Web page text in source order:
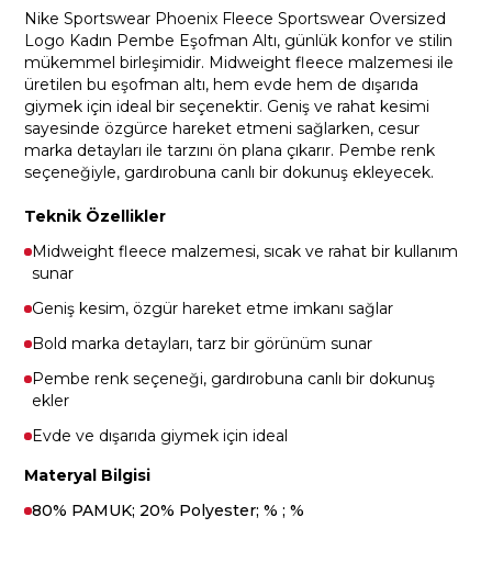
Nike Sportswear Phoenix Fleece Sportswear Oversized
Logo Kadın Pembe Eşofman Altı, günlük konfor ve stilin
mükemmel birleşimidir. Midweight fleece malzemesi ile
üretilen bu eşofman altı, hem evde hem de dışarıda
giymek için ideal bir seçenektir. Geniş ve rahat kesimi
sayesinde özgürce hareket etmeni sağlarken, cesur
marka detayları ile tarzını ön plana çıkarır. Pembe renk
seçeneğiyle, gardırobuna canlı bir dokunuş ekleyecek.
Teknik Özellikler
Midweight fleece malzemesi, sıcak ve rahat bir kullanım
sunar
Geniş kesim, özgür hareket etme imkanı sağlar
Bold marka detayları, tarz bir görünüm sunar
Pembe renk seçeneği, gardırobuna canlı bir dokunuş
ekler
Evde ve dışarıda giymek için ideal
Materyal Bilgisi
80% PAMUK; 20% Polyester; % ; %